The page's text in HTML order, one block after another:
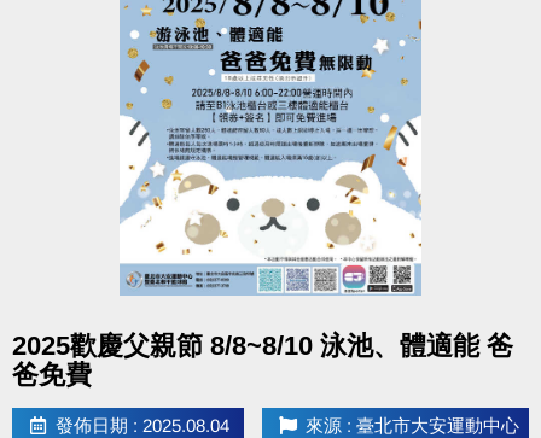
2025歡慶父親節 8/8~8/10 泳池、體適能 爸
爸免費
發佈日期 : 2025.08.04 來源 : 臺北市大安運動中心